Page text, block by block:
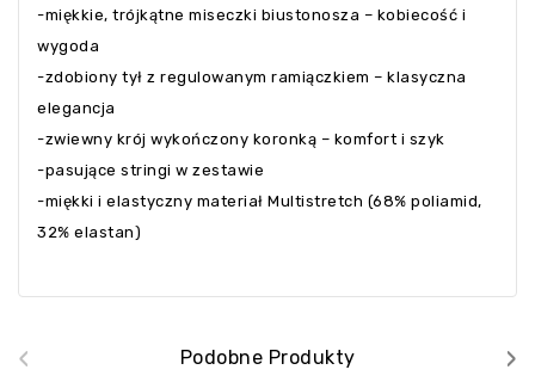
-miękkie, trójkątne miseczki biustonosza – kobiecość i
wygoda
-zdobiony tył z regulowanym ramiączkiem – klasyczna
elegancja
-zwiewny krój wykończony koronką – komfort i szyk
-pasujące stringi w zestawie
-miękki i elastyczny materiał Multistretch (68% poliamid,
32% elastan)
Podobne Produkty
‹ ›